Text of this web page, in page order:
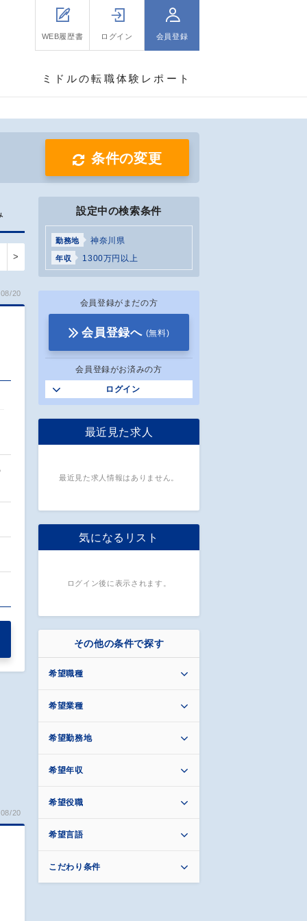
WEB履歴書 ログイン 会員登録
ミドルの転職体験レポート
条件の変更
>
20
20
設定中の検索条件
勤務地 神奈川県
年収 1300万円以上
会員登録がまだの方
会員登録へ (無料)
会員登録がお済みの方
ログイン
最近見た求人
最近見た求人情報はありません。
気になるリスト
ログイン後に表示されます。
その他の条件で探す
希望職種
希望業種
希望勤務地
希望年収
希望役職
希望言語
こだわり条件